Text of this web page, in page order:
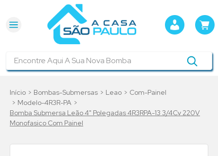
Bombas-Submersas Leao
Com-Painel
Modelo-4R3R-PA
Bomba Submersa Leão 4" Polegadas 4R3RPA-13 3/4Cv 220V
Monofasico Com Painel